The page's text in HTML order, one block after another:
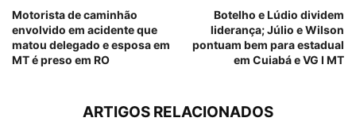
Motorista de caminhão
envolvido em acidente que
matou delegado e esposa em
MT é preso em RO
Botelho e Lúdio dividem
liderança; Júlio e Wilson
pontuam bem para estadual
em Cuiabá e VG I MT
ARTIGOS RELACIONADOS